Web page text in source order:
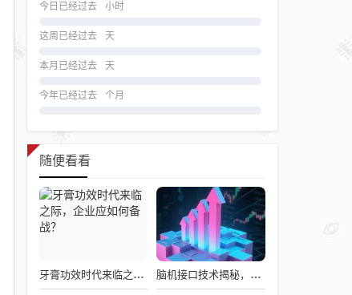
今日已经过去 小时
这周已经过去 天
本月已经过去 天
今年已经过去 个月
随便看看
牙膏功效时代来临之际，企业应如何备战？ 脑机接口技术揭秘，引领读心术革命的领跑者大盘点